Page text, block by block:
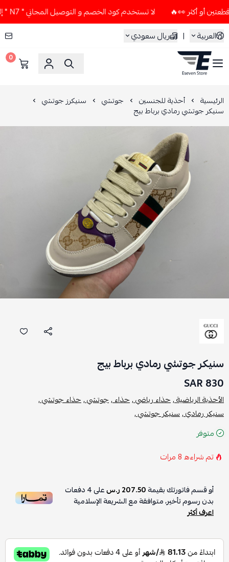
لا تستخدم كود الخصم و التوصيل المجاني " N7 " إلا إذا طلبت قطعتين أو أكثر 👀🔥
العربية
| ريال سعودي
ESEVEN STORE
0
الرئيسية أحذية للجنسين جوتشي سنيكرز جوتشي
سنيكر جوتشي رمادي برباط بيج
سنيكر جوتشي رمادي برباط بيج
830 SAR
الأحذية الرياضية ,حذاء رياضي ,حذاء ,جوتشي ,حذاء جوتشي ,
سنيكر رمادي ,سنيكر جوتشي ,
متوفر
تم شراءه8مرات
أو قسم فاتورتك بقيمة207.50 ر.س على4دفعات
بدون رسوم تأخير، متوافقة مع الشريعة الإسلامية
اعرف أكثر